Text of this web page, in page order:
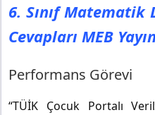
6. Sınıf Matematik
Cevapları MEB
Performans Görevi
“TÜİK Çocuk Portalı